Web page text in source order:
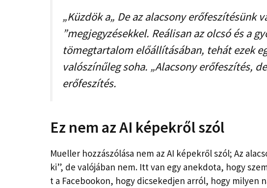
„Küzdök a„ De az alacsony erőfeszítésünk
”megjegyzésekkel. Reálisan az olcsó és a
tömegtartalom előállításában, tehát ezek
valószínűleg soha. „Alacsony erőfeszítés,
erőfeszítés.
Ez nem az AI képekről szól
Mueller hozzászólása nem az AI képekről szól; Az
ki”, de valójában nem. Itt van egy anekdota, hogy
t a Facebookon, hogy dicsekedjen arról, hogy milyen